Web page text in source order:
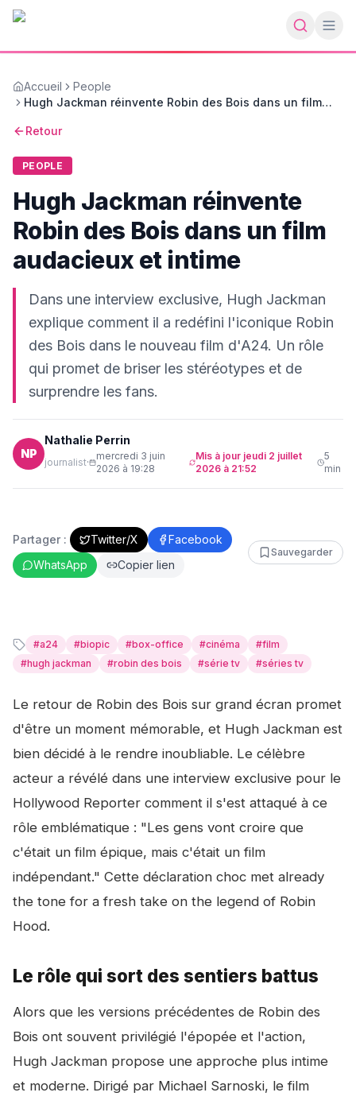
Accueil
People
Hugh Jackman réinvente Robin des Bois dans un film
Retour
PEOPLE
Hugh Jackman réinvente
Robin des Bois dans un film
audacieux et intime
Dans une interview exclusive, Hugh Jackman
explique comment il a redéfini l'iconique Robin
des Bois dans le nouveau film d'A24. Un rôle
qui promet de briser les stéréotypes et de
surprendre les fans.
NP
Nathalie Perrin
journalist·
mercredi 3 juin
2026 à 19:28
Mis à jour jeudi 2 juillet
2026 à 21:52
5
min
Partager : Twitter/X
Facebook
WhatsApp
Copier lien
Sauvegarder
#a24 #biopic #box-office #cinéma #film
#hugh jackman #robin des bois #série tv #séries tv
Le retour de Robin des Bois sur grand écran promet
d'être un moment mémorable, et Hugh Jackman est
bien décidé à le rendre inoubliable. Le célèbre
acteur a révélé dans une interview exclusive pour le
Hollywood Reporter comment il s'est attaqué à ce
rôle emblématique : "Les gens vont croire que
c'était un film épique, mais c'était un film
indépendant." Cette déclaration choc met already
the tone for a fresh take on the legend of Robin
Hood.
Le rôle qui sort des sentiers battus
Alors que les versions précédentes de Robin des
Bois ont souvent privilégié l'épopée et l'action,
Hugh Jackman propose une approche plus intime
et moderne. Dirigé par Michael Sarnoski, le film